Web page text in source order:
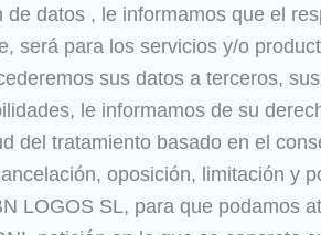
datos , le informamos que el
será para los servicios y/o
sus datos a terceros,
le informamos de su
del tratamiento basado en el
oposición, limitación y
LOGOS SL, para que podamos